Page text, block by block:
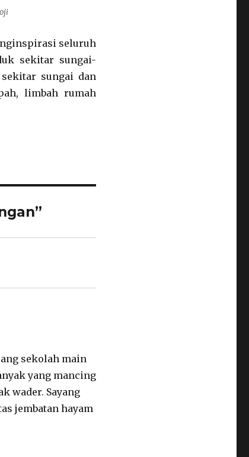
seluruh
sekitar sungai-
sungai dan
limbah rumah
sekolah main
yang mancing
wader. Sayang
jembatan hayam